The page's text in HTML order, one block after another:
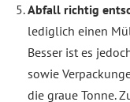
Abfall richtig
lediglich einen
Besser ist es
sowie
die graue Tonne.